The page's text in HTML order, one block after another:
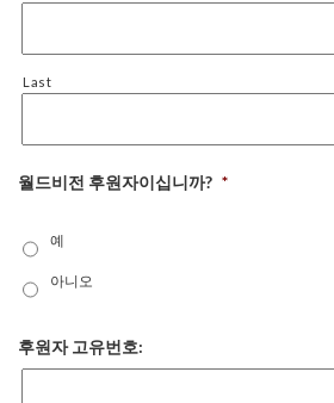
Last
월드비전 후원자이십니까? *
예
아니오
후원자 고유번호: